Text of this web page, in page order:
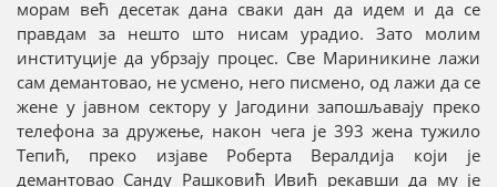
морам већ десетак дана сваки дан да идем и да се
правдам за нешто што нисам урадио. Зато молим
институције да убрзају процес. Све Мариникине лажи
сам демантовао, не усмено, него писмено, од лажи да се
жене у јавном сектору у Јагодини запошљавају преко
телефона за дружење, након чега је 393 жена тужило
Тепић, преко изјаве Роберта Вералдија који је
демантовао Санду Рашковић Ивић рекавши да му је